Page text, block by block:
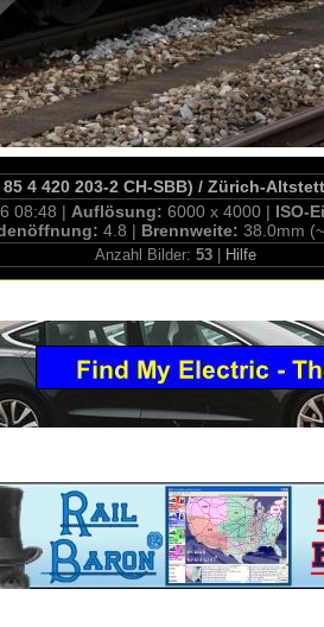
4 420 203-2 CH-SBB) / Zürich-
08:48 | Auflösung: 6000 x 4000 | ISO-
4.8 | Brennweite: 38.0mm
Anzahl Bilder: 53 Hilfe